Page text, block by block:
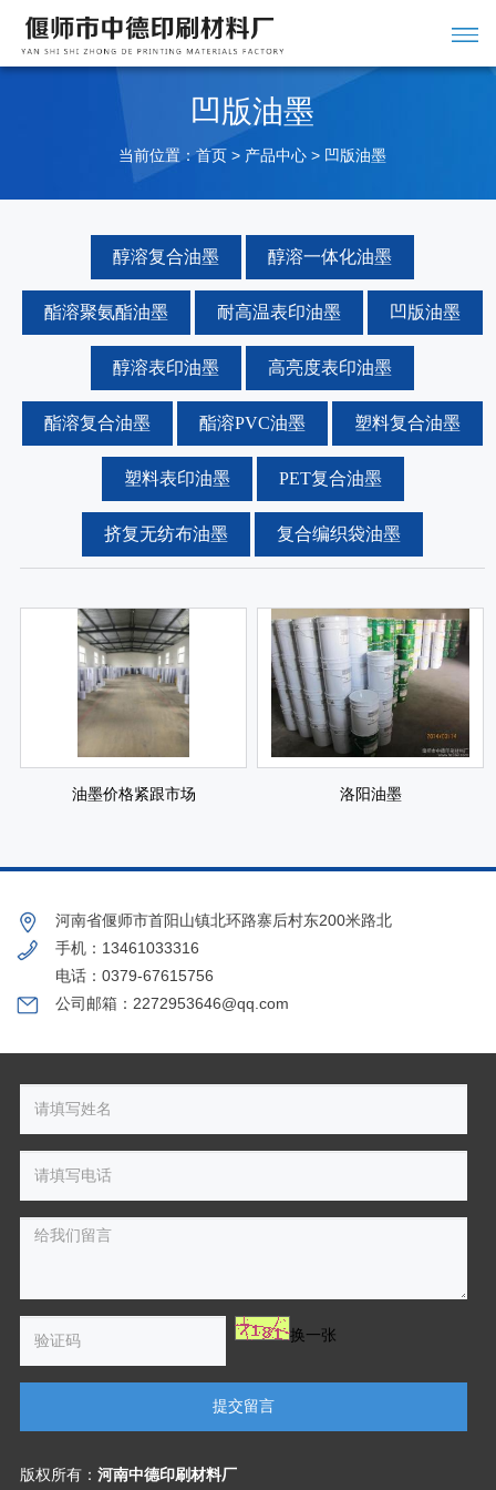
凹版油墨
当前位置：首页 > 产品中心 > 凹版油墨
醇溶复合油墨 醇溶一体化油墨
酯溶聚氨酯油墨 耐高温表印油墨 凹版油墨
醇溶表印油墨 高亮度表印油墨
酯溶复合油墨 酯溶PVC油墨 塑料复合油墨
塑料表印油墨 PET复合油墨
挤复无纺布油墨 复合编织袋油墨
油墨价格紧跟市场 洛阳油墨
河南省偃师市首阳山镇北环路寨后村东200米路北
手机：13461033316
电话：0379-67615756
公司邮箱：2272953646@qq.com
换一张
提交留言
版权所有： 河南中德印刷材料厂